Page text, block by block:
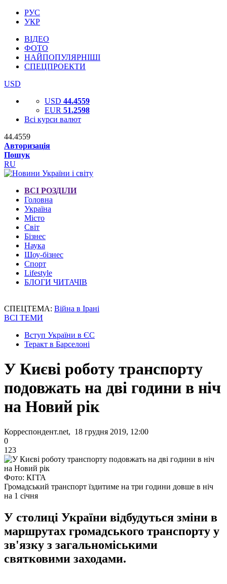
РУС
УКР
ВІДЕО
ФОТО
НАЙПОПУЛЯРНІШІ
СПЕЦПРОЕКТИ
USD
USD 44.4559
EUR 51.2598
Всі курси валют
44.4559
Авторизація
Пошук
RU
ВСІ РОЗДІЛИ
Головна
Україна
Місто
Світ
Бізнес
Наука
Шоу-бізнес
Спорт
Lifestyle
БЛОГИ ЧИТАЧІВ
СПЕЦТЕМА: Війна в Ірані
ВСІ ТЕМИ
Вступ України в ЄС
Теракт в Барселоні
У Києві роботу транспорту
подовжать на дві години в ніч
на Новий рік
Корреспондент.net, 18 грудня 2019, 12:00
0
123
Фото: КГГА
Громадський транспорт їздитиме на три години довше в ніч
на 1 січня
У столиці України відбудуться зміни в
маршрутах громадського транспорту у
зв'язку з загальноміськими
святковими заходами.